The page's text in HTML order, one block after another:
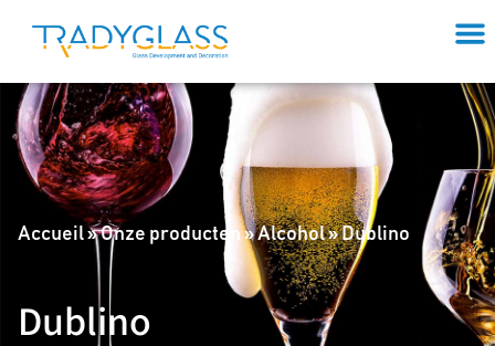
Accueil»Onze producten»Alcohol»Dublino
Dublino